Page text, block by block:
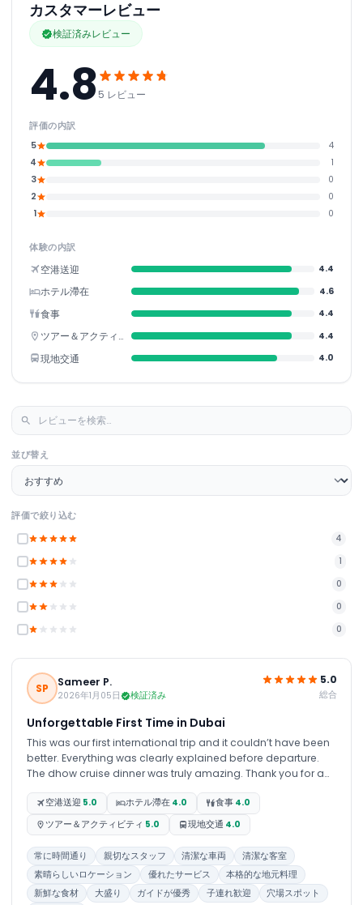
カスタマーレビュー
検証済みレビュー
4.85 レビュー
評価の内訳
5
4
4
1
3
0
2
0
1
0
体験の内訳
空港送迎 4.4
ホテル滯在 4.6
食事 4.4
ツアー＆アクティビティ 4.4
現地交通 4.0
並び替え
評価で絞り込む
4
1
0
0
0
SP Sameer P.
2026年1月05日 検証済み
5.0
総合
Unforgettable First Time in Dubai
This was our first international trip and it couldn’t have been
better. Everything was clearly explained before departure.
The dhow cruise dinner was truly amazing. Thank you for a
空港送迎 5.0 ホテル滯在 4.0 食事 4.0
ツアー＆アクティビティ 5.0 現地交通 4.0
常に時間通り 親切なスタッフ 清潔な車両
清潔な客室
素晴らしいロケーション
優れたサービス
本格的な地元料理
新鮮な食材
大盛り ガイドが優秀 子連れ歓迎
穴場スポット